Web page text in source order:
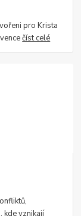
pro Krista
číst celé
kde vznikají